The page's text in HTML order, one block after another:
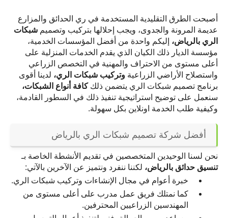
عديمة المرونة والجدوى، ويجب إحلالها بتركيب وتصميم
الري بالرياض،
واستصلاح الأراضي الزراعية وتركيب شبكات الري،
برنامج تصميم شبكات الري يتضمن ذلك كافة أنواع الشبكات،
وكيفية طلب الخدمة اونلاين بكل سهولة.
أفضل شركة تصميم شبكات الري بالرياض
نحن لسنا الوحيدين المتخصصين في تقديم الأنشطة الخاصة بـ
تنسيق حدائق بالرياض، لكننا ننفرد ونتميز عن الآخرين بالآتي:
خبرة أعوام في مجال الإنشاءات وتركيب شبكات الري.
المهندسين الزراعيين المحترفين.